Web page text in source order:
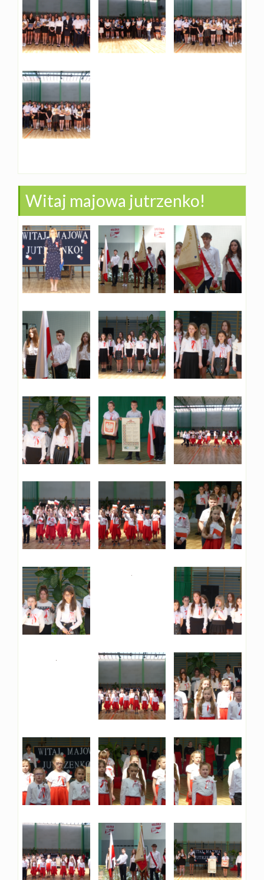
Witaj majowa jutrzenko!